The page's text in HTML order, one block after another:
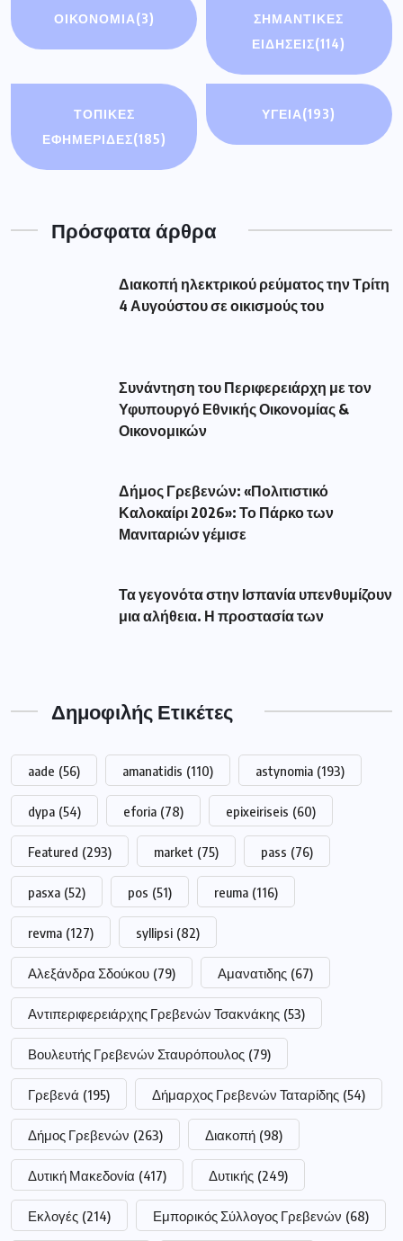
ΟΙΚΟΝΟΜΊΑ(3)
ΣΗΜΑΝΤΙΚΈΣ
ΕΙΔΉΣΕΙΣ(114)
ΤΟΠΙΚΕΣ
ΕΦΗΜΕΡΙΔΕΣ(185)
ΥΓΕΙΑ(193)
Πρόσφατα άρθρα
Διακοπή ηλεκτρικού ρεύματος την Τρίτη
4 Αυγούστου σε οικισμούς του
Συνάντηση του Περιφερειάρχη με τον
Υφυπουργό Εθνικής Οικονομίας &
Οικονομικών
Δήμος Γρεβενών: «Πολιτιστικό
Καλοκαίρι 2026»: Το Πάρκο των
Μανιταριών γέμισε
Τα γεγονότα στην Ισπανία υπενθυμίζουν
μια αλήθεια. Η προστασία των
Δημοφιλής Ετικέτες
aade (56) amanatidis (110) astynomia (193)
dypa (54) eforia (78) epixeiriseis (60)
Featured (293) market (75) pass (76)
pasxa (52) pos (51) reuma (116)
revma (127) syllipsi (82)
Αλεξάνδρα Σδούκου (79) Αμανατιδης (67)
Αντιπεριφερειάρχης Γρεβενών Τσακνάκης (53)
Βουλευτής Γρεβενών Σταυρόπουλος (79)
Γρεβενά (195) Δήμαρχος Γρεβενών Ταταρίδης (54)
Δήμος Γρεβενών (263) Διακοπή (98)
Δυτική Μακεδονία (417) Δυτικής (249)
Εκλογές (214) Εμπορικός Σύλλογος Γρεβενών (68)